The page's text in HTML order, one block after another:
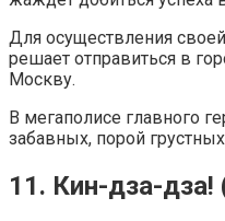
Для осуществления
решает отправиться в
Москву.
В мегаполисе главного
забавных, порой
11. Кин-дза-дза!